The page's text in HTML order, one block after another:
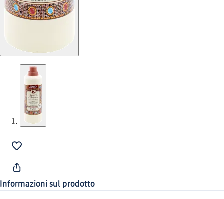
Informazioni sul prodotto